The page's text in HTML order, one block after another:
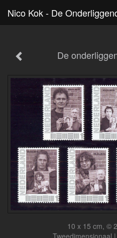
De
10 x 15 cm, ©